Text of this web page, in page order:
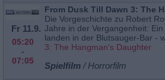
Fr 11.9.
05:20
-
07:05
From Dusk Till Dawn 3: The
Die Vorgeschichte zu Robert
Jahre in der Vergangenheit:
landen in der Blutsauger-Bar -
3: The Hangman‘s Daughter
Spielfilm / Horrorfilm